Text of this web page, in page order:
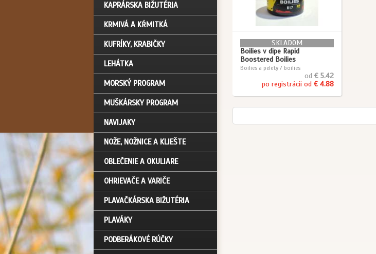
KAPRÁRSKA BIŽUTÉRIA
KRMIVÁ A KŔMITKÁ
KUFRÍKY, KRABIČKY
LEHÁTKA
MORSKÝ PROGRAM
MUŠKÁRSKY PROGRAM
NAVIJAKY
NOŽE, NOŽNICE A KLIEŠTE
OBLEČENIE A OKULIARE
OHRIEVAČE A VARIČE
PLAVAČKÁRSKA BIŽUTÉRIA
PLAVÁKY
PODBERÁKOVÉ RÚČKY
SKLADOM
Boilies v dipe Rapid
Boostered Boilies
Boilies a pelety / boilies
od€ 5.42
po registrácii od€ 4.88